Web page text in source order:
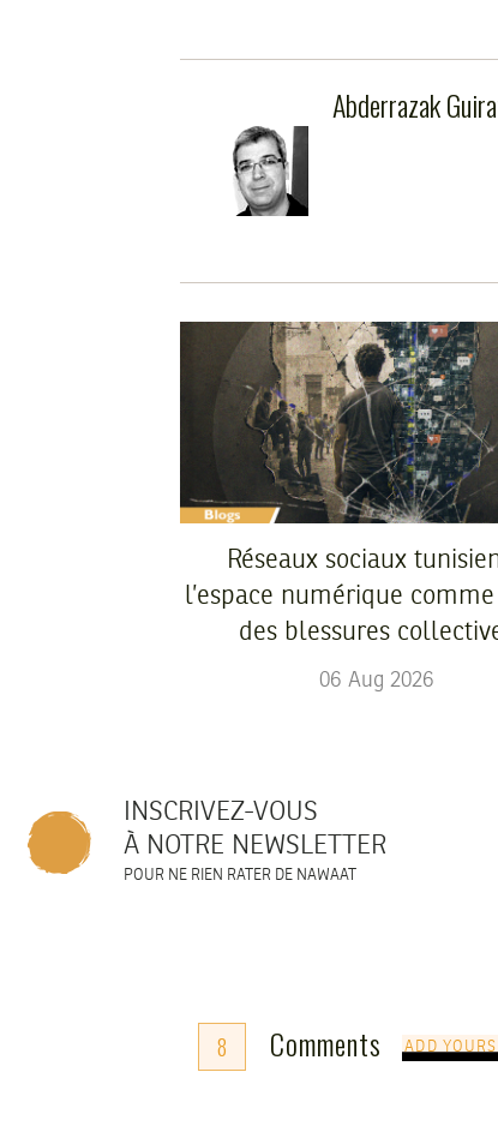
Abderrazak
Réseaux sociaux
l’espace numérique
des blessures
06 Aug 2026
INSCRIVEZ-VOUS
À NOTRE NEWSLETTER
POUR NE RIEN RATER DE NAWAAT
8 Comments ADD YOURS